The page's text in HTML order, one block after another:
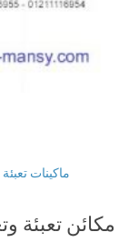
ماكينات
مكائن تعبئة